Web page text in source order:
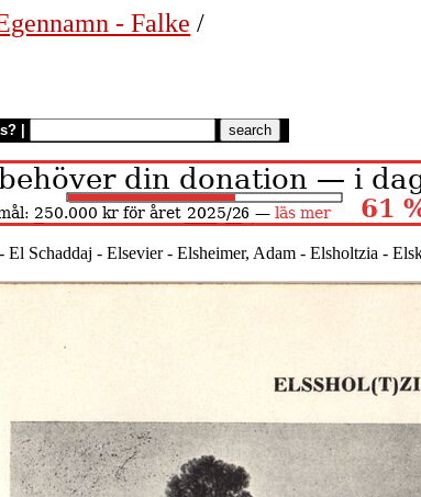
- Falke /
El Schaddaj - Elsevier - Elsheimer, Adam - Elsholtzia -